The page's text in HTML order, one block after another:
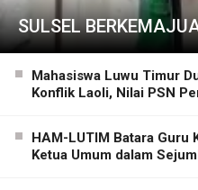
SULSEL
Mahasiswa Luwu Timur
Konflik Laoli, Nilai PSN
HAM-LUTIM Batara Guru
Ketua Umum dalam